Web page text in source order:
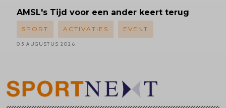
AMSL's Tijd voor een ander keert terug
SPORT ACTIVATIES EVENT
05 AUGUSTUS 2026